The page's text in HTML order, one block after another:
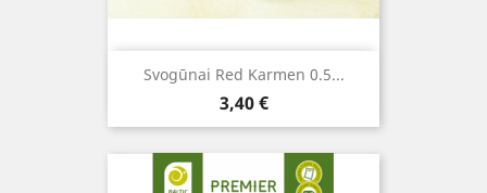
Svogūnai Red Karmen 0.5...
Kaina
3,40 €